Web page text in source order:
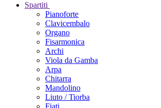
Spartiti
Pianoforte
Clavicembalo
Organo
Fisarmonica
Archi
Viola da Gamba
Arpa
Chitarra
Mandolino
Liuto / Tiorba
Fiati